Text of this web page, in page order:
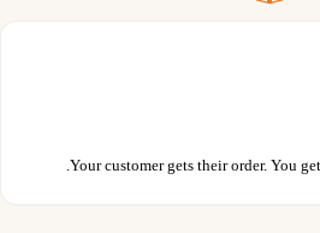
Your customer gets their order. You